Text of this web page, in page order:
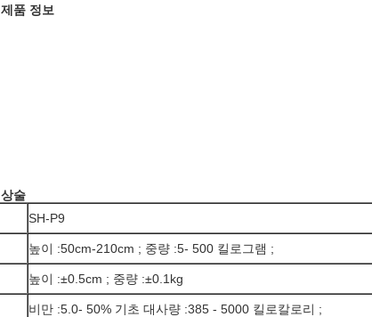
제품 정보
상술
SH-P9
높이 :50cm-210cm ; 중량 :5- 500 킬로그램 ;
높이 :±0.5cm ; 중량 :±0.1kg
비만 :5.0- 50% 기초 대사량 :385 - 5000 킬로칼로리 ;